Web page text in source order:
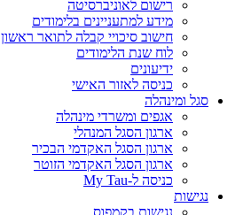
רישום לאוניברסיטה
מידע למתעניינים בלימודים
חישוב סיכויי קבלה לתואר ראשון
לוח שנת הלימודים
ידיעונים
כניסה לאזור האישי
סגל ומינהלה
אגפים ומשרדי מינהלה
ארגון הסגל המנהלי
ארגון הסגל האקדמי הבכיר
ארגון הסגל האקדמי הזוטר
כניסה ל-My Tau
נגישות
נגישות בקמפוס